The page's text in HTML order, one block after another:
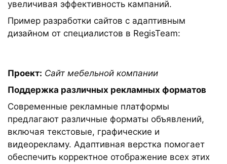
увеличивая эффективность кампаний.
Пример разработки сайтов с адаптивным
дизайном от специалистов в RegisTeam:
Проект: Сайт мебельной компании
Поддержка различных рекламных форматов
Современные рекламные платформы
предлагают различные форматы объявлений,
включая текстовые, графические и
видеорекламу. Адаптивная верстка помогает
обеспечить корректное отображение всех этих